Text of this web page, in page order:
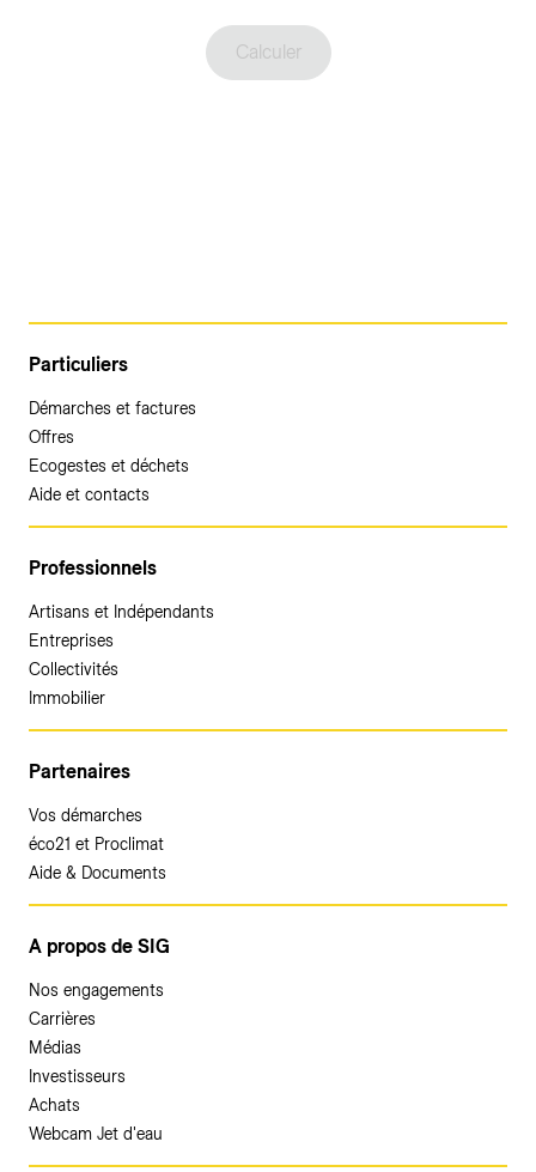
Calculer
Particuliers
Démarches et factures
Offres
Ecogestes et déchets
Aide et contacts
Professionnels
Artisans et Indépendants
Entreprises
Collectivités
Immobilier
Partenaires
Vos démarches
éco21 et Proclimat
Aide & Documents
A propos de SIG
Nos engagements
Carrières
Médias
Investisseurs
Achats
Webcam Jet d'eau